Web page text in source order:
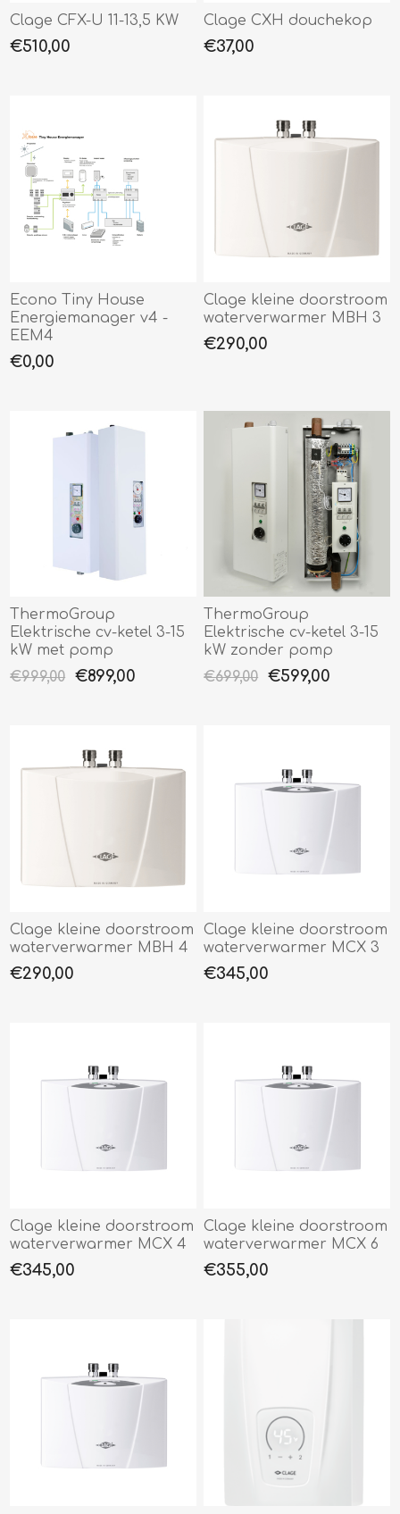
Clage CFX-U 11-13,5 KW
€510,00
Clage CXH douchekop
€37,00
Econo Tiny House
Energiemanager v4 -
EEM4
€0,00
Clage kleine doorstroom
waterverwarmer MBH 3
€290,00
ThermoGroup
Elektrische cv-ketel 3-15
kW met pomp
€999,00
€899,00
ThermoGroup
Elektrische cv-ketel 3-15
kW zonder pomp
€699,00
€599,00
Clage kleine doorstroom
waterverwarmer MBH 4
€290,00
Clage kleine doorstroom
waterverwarmer MCX 3
€345,00
Clage kleine doorstroom
waterverwarmer MCX 4
€345,00
Clage kleine doorstroom
waterverwarmer MCX 6
€355,00